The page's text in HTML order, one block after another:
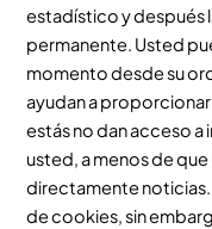
estadístico y después
permanente. Usted
momento desde su
ayudan a
estás no dan acceso
usted, a menos de
directamente
de cookies, sin